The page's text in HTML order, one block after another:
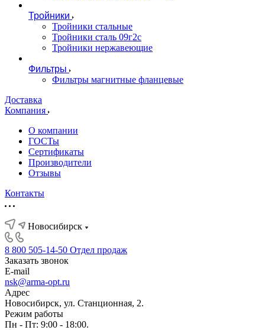
Тройники
Тройники стальные
Тройники сталь 09г2с
Тройники нержавеющие
Фильтры
Фильтры магнитные фланцевые
Доставка
Компания
О компании
ГОСТы
Сертификаты
Производители
Отзывы
Контакты
Новосибирск
8 800 505-14-50 Отдел продаж
Заказать звонок
E-mail
nsk@arma-opt.ru
Адрес
Новосибирск, ул. Станционная, 2.
Режим работы
Пн - Пт: 9:00 - 18:00.